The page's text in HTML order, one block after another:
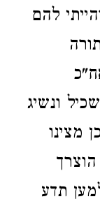
להם
ונשיג
מצינו
תדע